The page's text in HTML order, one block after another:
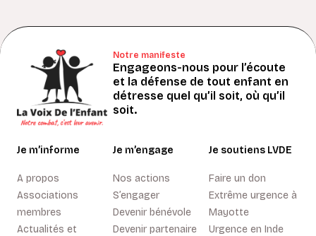
Notre manifeste
Engageons-nous pour l’écoute
et la défense de tout enfant en
détresse quel qu’il soit, où qu’il
soit.
Je m’informe
A propos
Associations
membres
Actualités et
Je m’engage
Nos actions
S’engager
Devenir bénévole
Devenir partenaire
Je soutiens LVDE
Faire un don
Extrême urgence à
Mayotte
Urgence en Inde